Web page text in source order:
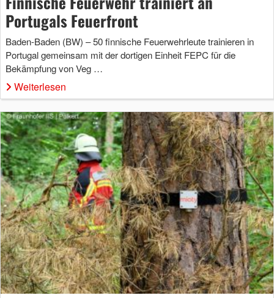
Portugals Feuerfront
Baden-Baden (BW) – 50 finnische Feuerwehrleute trainieren in
Portugal gemeinsam mit der dortigen Einheit FEPC für die
Bekämpfung von Veg …
Weiterlesen